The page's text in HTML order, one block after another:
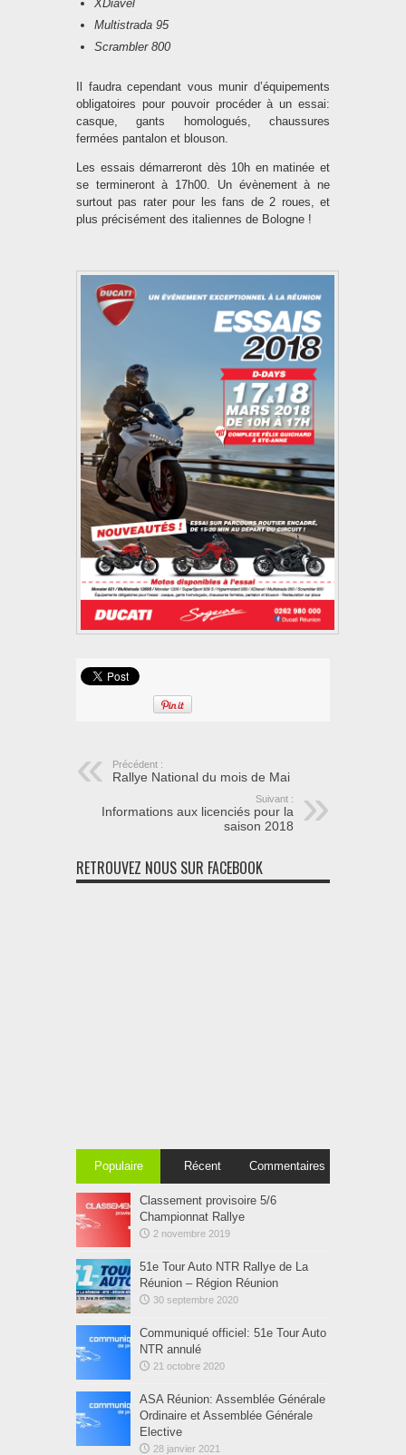
XDiavel
Multistrada 95
Scrambler 800
Il faudra cependant vous munir d’équipements
obligatoires pour pouvoir procéder à un essai:
casque, gants homologués, chaussures
fermées pantalon et blouson.
Les essais démarreront dès 10h en matinée et
se termineront à 17h00. Un évènement à ne
surtout pas rater pour les fans de 2 roues, et
plus précisément des italiennes de Bologne !
Précédent :
Rallye National du mois de Mai
Suivant :
Informations aux licenciés pour la
saison 2018
RETROUVEZ NOUS SUR FACEBOOK
Populaire Récent Commentaires
Classement provisoire 5/6
Championnat Rallye
2 novembre 2019
51e Tour Auto NTR Rallye de La
Réunion – Région Réunion
30 septembre 2020
Communiqué officiel: 51e Tour Auto
NTR annulé
21 octobre 2020
ASA Réunion: Assemblée Générale
Ordinaire et Assemblée Générale
Elective
28 janvier 2021